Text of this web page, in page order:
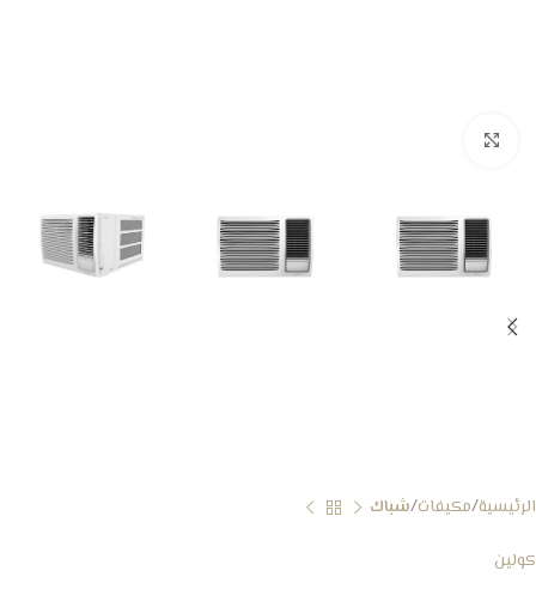
الرئيسية مكيفات شباك
كولين